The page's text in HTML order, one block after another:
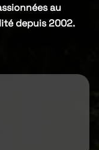
au
depuis 2002.